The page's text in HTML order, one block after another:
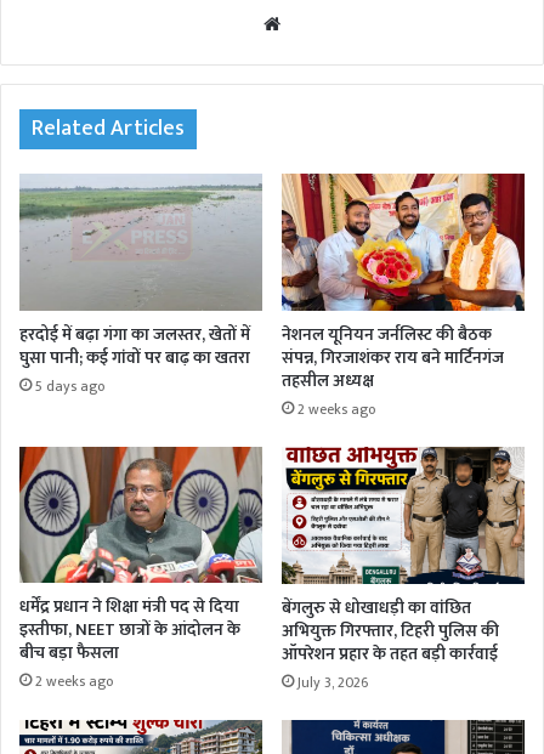
te
Related Articles
हरदोई में बढ़ा गंगा का जलस्तर, खेतों में
घुसा पानी; कई गांवों पर बाढ़ का खतरा
5 days ago
नेशनल यूनियन जर्नलिस्ट की बैठक
संपन्न, गिरजाशंकर राय बने मार्टिनगंज
तहसील अध्यक्ष
2 weeks ago
धर्मेंद्र प्रधान ने शिक्षा मंत्री पद से दिया
इस्तीफा, NEET छात्रों के आंदोलन के
बीच बड़ा फैसला
2 weeks ago
बेंगलुरु से धोखाधड़ी का वांछित
अभियुक्त गिरफ्तार, टिहरी पुलिस की
ऑपरेशन प्रहार के तहत बड़ी कार्रवाई
July 3, 2026